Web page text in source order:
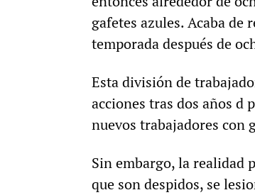
gafetes azules. Acaba
temporada después de
Esta división de
acciones tras dos años d
nuevos trabajadores con
Sin embargo, la realidad
que son despidos, se